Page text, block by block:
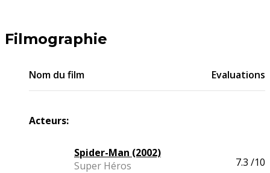
Filmographie
Nom du film Evaluations
Acteurs:
Spider-Man (2002)
Super Héros
7.3 /10